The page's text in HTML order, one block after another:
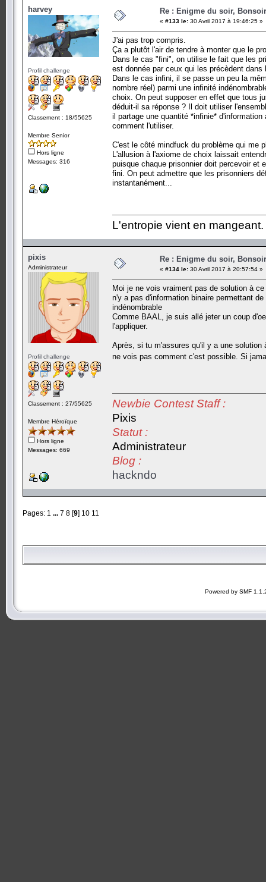
harvey
Profil challenge
Classement : 18/55625
Membre Senior
Hors ligne
Messages: 316
Re : Enigme du soir,
« #133 le: 30 Avril 2017 à 19:46:25 »
J'ai pas trop compris.
Ça a plutôt l'air de tendre à monter que le
Dans le cas "fini", on utilise le fait que les
est donnée par ceux qui les précèdent dans
Dans le cas infini, il se passe un peu la
nombre réel) parmi une infinité
choix. On peut supposer en effet que tous
déduit-il sa réponse ? Il doit utiliser
il partage une quantité *infinie*
comment l'utiliser.
C'est le côté mindfuck du problème qui me
L'allusion à l'axiome de choix laissait
puisque chaque prisonnier doit percevoir et
fini. On peut admettre que les prisonniers
instantanément...
L'entropie vient en mangeant.
pixis
Administrateur
Profil challenge
Classement : 27/55625
Membre Héroïque
Hors ligne
Messages: 669
Re : Enigme du soir,
« #134 le: 30 Avril 2017 à 20:57:54 »
Moi je ne vois vraiment pas de solution à
n'y a pas d'information binaire permettant
indénombrable
Comme BAAL, je suis allé jeter un coup
l'appliquer.
Après, si tu m'assures qu'il y a une
ne vois pas comment c'est possible. Si
Newbie Contest Staff :
Pixis
Statut :
Administrateur
Blog :
hackndo
Pages: 1 ... 7 8 [9] 10 11
Powered by SMF